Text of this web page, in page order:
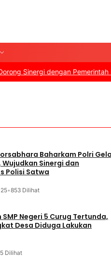
Sinergi dengan Pemerintah
Baharkam Polri
Wujudkan Sinergi dan
Polisi Satwa
•853 Dilihat
Negeri 5 Curug Tertunda,
Desa Diduga Lakukan
Dilihat